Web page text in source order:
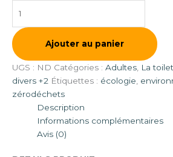
Ajouter au panier
UGS : ND Catégories : Adultes La
divers +2 Étiquettes : écologie
zérodéchets
Description
Informations complémentaires
Avis (0)